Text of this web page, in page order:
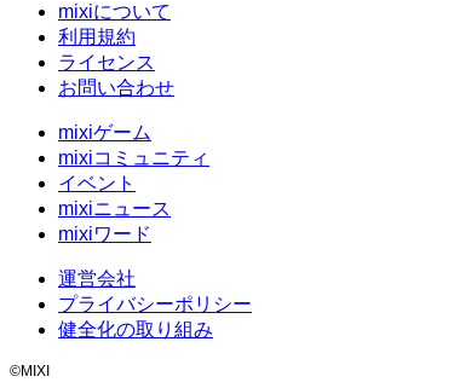
mixiについて
利用規約
ライセンス
お問い合わせ
mixiゲーム
mixiコミュニティ
イベント
mixiニュース
mixiワード
運営会社
プライバシーポリシー
健全化の取り組み
©MIXI